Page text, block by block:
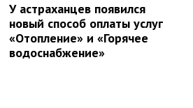
У астраханцев появился
новый способ оплаты услуг
«Отопление» и «Горячее
водоснабжение»